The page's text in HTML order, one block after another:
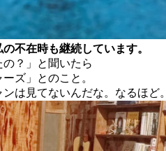
不在時も継続しています。
？」と聞いたら
ズ」とのこと。
は見てないんだな。なるほど。